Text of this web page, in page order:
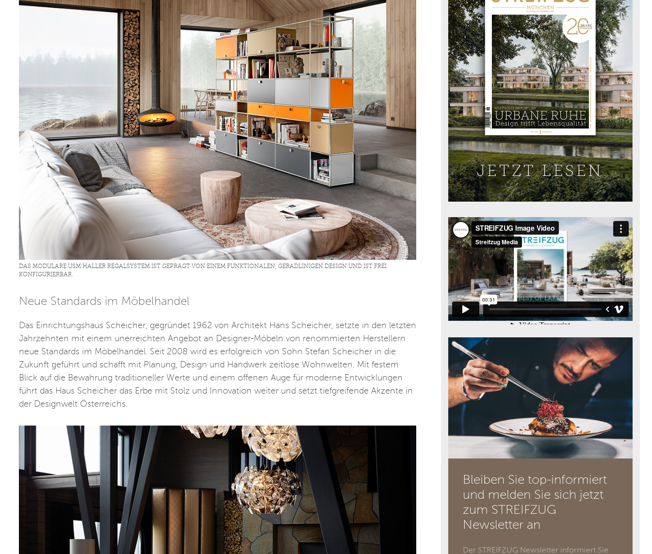
DAS MODULARE USM HALLER REGALSYSTEM IST GEPRÄGT VON EINEM FUNKTIONALEN, GERADLINIGEN DESIGN UND IST FREI
KONFIGURIERBAR.
Neue Standards im Möbelhandel
Das Einrichtungshaus Scheicher, gegründet 1962 von Architekt Hans Scheicher, setzte in den letzten
Jahrzehnten mit einem unerreichten Angebot an Designer-Möbeln von renommierten Herstellern
neue Standards im Möbelhandel. Seit 2008 wird es erfolgreich von Sohn Stefan Scheicher in die
Zukunft geführt und schafft mit Planung, Design und Handwerk zeitlose Wohnwelten. Mit festem
Blick auf die Bewahrung traditioneller Werte und einem offenen Auge für moderne Entwicklungen
führt das Haus Scheicher das Erbe mit Stolz und Innovation weiter und setzt tiefgreifende Akzente in
der Designwelt Österreichs.
JETZT LESEN
Bleiben Sie top-informiert
und melden Sie sich jetzt
zum STREIFZUG
Newsletter an
Der STREIFZUG Newsletter informiert Sie